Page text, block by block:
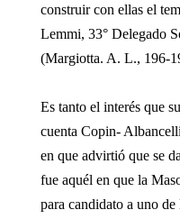
construir con ellas el
Lemmi, 33° Delegado
(Margiotta. A. L., 196-
Es tanto el interés que
cuenta Copin-
en que advirtió que se
fue aquél en que la
para candidato a uno